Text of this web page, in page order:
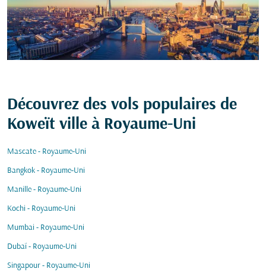
Découvrez des vols populaires de
Koweït ville à Royaume-Uni
Mascate - Royaume-Uni
Bangkok - Royaume-Uni
Manille - Royaume-Uni
Kochi - Royaume-Uni
Mumbai - Royaume-Uni
Dubaï - Royaume-Uni
Singapour - Royaume-Uni